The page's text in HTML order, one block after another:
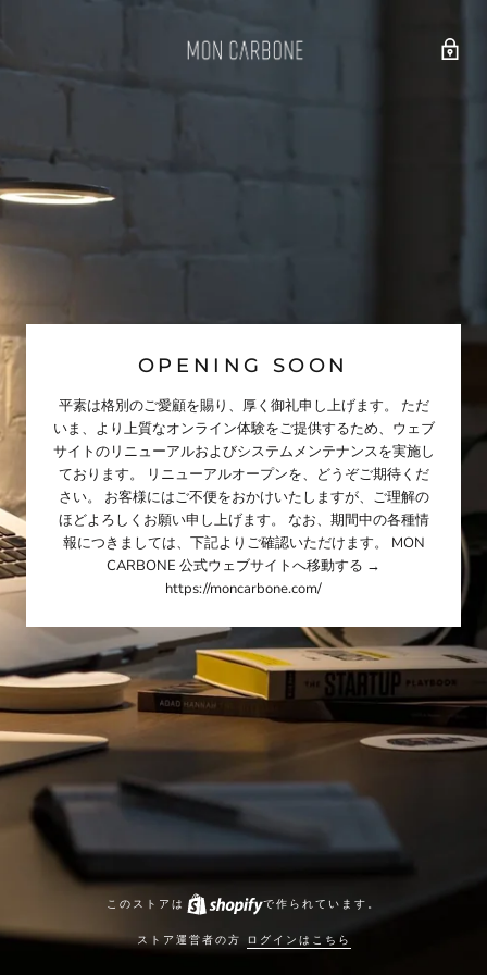
OPENING SOON
平素は格別のご愛顧を賜り、厚く御礼申し上げます。 ただ
いま、より上質なオンライン体験をご提供するため、ウェブ
サイトのリニューアルおよびシステムメンテナンスを実施し
ております。 リニューアルオープンを、どうぞご期待くだ
さい。 お客様にはご不便をおかけいたしますが、ご理解の
ほどよろしくお願い申し上げます。 なお、期間中の各種情
報につきましては、下記よりご確認いただけます。 MON
CARBONE 公式ウェブサイトへ移動する →
https://moncarbone.com/
このストアは で作られています。
ストア運営者の方 ログインはこちら